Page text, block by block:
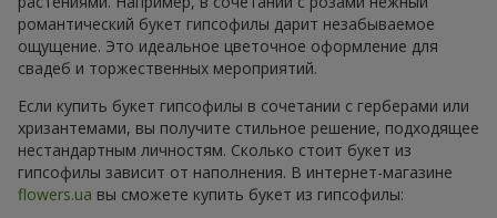
романтический букет гипсофилы дарит незабываемое
ощущение. Это идеальное цветочное оформление для
свадеб и торжественных мероприятий.
Если купить букет гипсофилы в сочетании с герберами или
хризантемами, вы получите стильное решение, подходящее
нестандартным личностям. Сколько стоит букет из
гипсофилы зависит от наполнения. В интернет-магазине
flowers.ua вы сможете купить букет из гипсофилы: